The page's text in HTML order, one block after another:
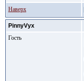
Наверх
PinnyVyx
Гость